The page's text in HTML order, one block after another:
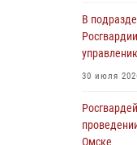
Победы» в
29 июля
28 июля
В
30 июля
Омске